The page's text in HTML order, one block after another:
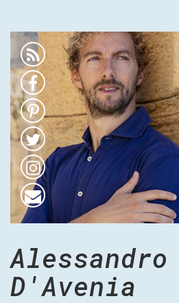
Alessandro
D'Avenia